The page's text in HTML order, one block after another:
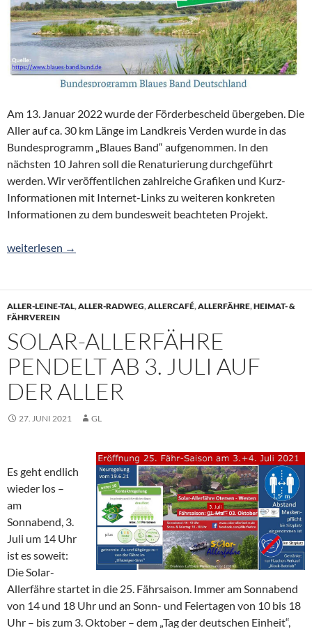
Am 13. Januar 2022 wurde der Förderbescheid übergeben. Die
Aller auf ca. 30 km Länge im Landkreis Verden wurde in das
Bundesprogramm „Blaues Band“ aufgenommen. In den
nächsten 10 Jahren soll die Renaturierung durchgeführt
werden. Wir veröffentlichen zahlreiche Grafiken und Kurz-
Informationen mit Internet-Links zu weiteren konkreten
Informationen zu dem bundesweit beachteten Projekt.
Förderbescheid: Renaturierung der Aller im Landkreis Verden
weiterlesen →
ALLER-LEINE-TAL,ALLER-RADWEG,ALLERCAFÉ,ALLERFÄHRE,HEIMAT- &
FÄHRVEREIN
SOLAR-ALLERFÄHRE
PENDELT AB 3. JULI AUF
DER ALLER
27. JUNI 2021 GL
Es geht endlich
wieder los –
am
Sonnabend, 3.
Juli um 14 Uhr
ist es soweit:
Die Solar-
Allerfähre startet in die 25. Fährsaison. Immer am Sonnabend
von 14 und 18 Uhr und an Sonn- und Feiertagen von 10 bis 18
Uhr – bis zum 3. Oktober – dem „Tag der deutschen Einheit“,